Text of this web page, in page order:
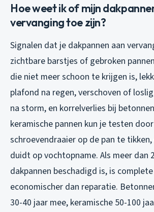
Hoe weet ik of mijn
vervanging toe zijn?
Signalen dat je dakpannen aan
zichtbare barstjes of gebroken
die niet meer schoon te krijgen is,
plafond na regen, verschoven of
na storm, en korrelverlies bij
keramische pannen kun je testen
schroevendraaier op de pan te
duidt op vochtopname. Als meer dan
dakpannen beschadigd is, is
economischer dan reparatie.
30-40 jaar mee, keramische 50-100